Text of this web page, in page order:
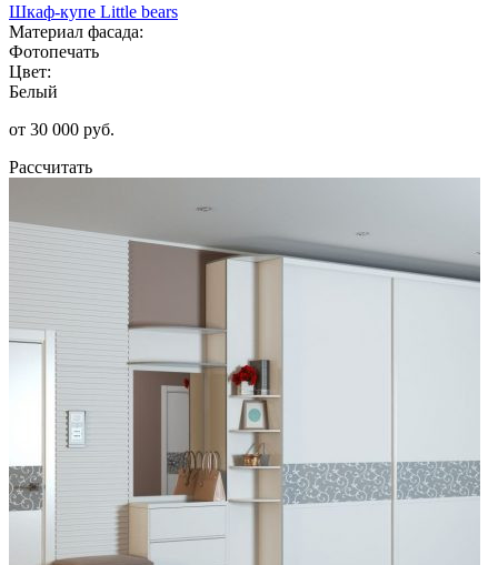
Шкаф-купе Little bears
Материал фасада:
Фотопечать
Цвет:
Белый
от 30 000 руб.
Рассчитать